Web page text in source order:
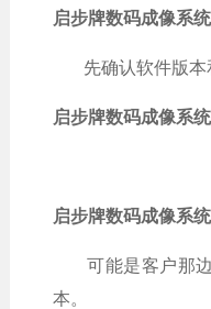
启步牌数码成像系统
先确认软件版本和
启步牌数码成像系统
启步牌数码成像系统
可能是客户那
本。